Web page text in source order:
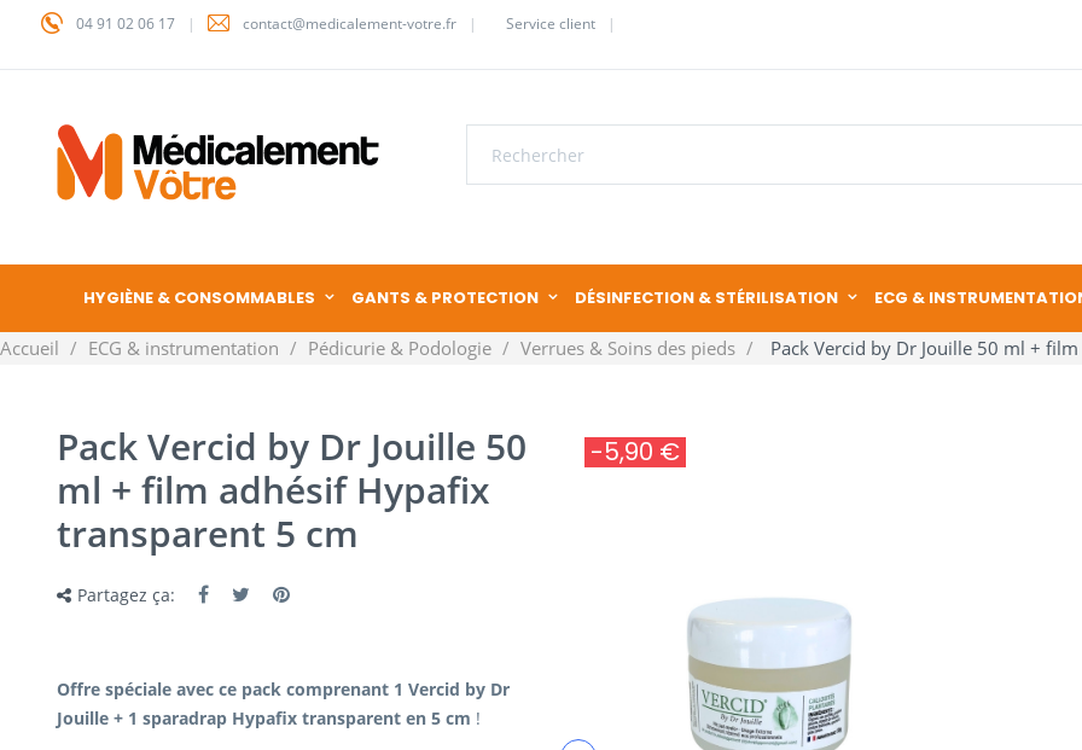
04 91 02 06 17 contact@medicalement-votre.fr Service client
HYGIÈNE & CONSOMMABLES GANTS & PROTECTION DÉSINFECTION & STÉRILISATION ECG &
Accueil ECG & instrumentation Pédicurie & Podologie Verrues & Soins des pieds Pack Vercid by Dr Jouille 50 ml +
Pack Vercid by Dr Jouille 50
ml + film adhésif Hypafix
transparent 5 cm
Partagez ça:
Offre spéciale avec ce pack comprenant 1 Vercid by Dr
Jouille + 1 sparadrap Hypafix transparent en 5 cm !
-5,90 €